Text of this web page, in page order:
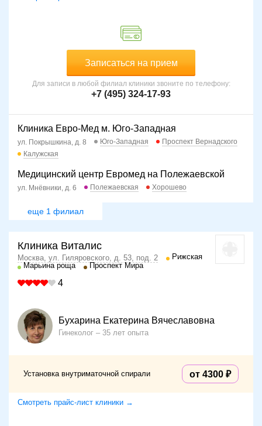
Записаться на прием
Для записи в любой филиал клиники звоните по телефону:
+7 (495) 324-17-93
Клиника Евро-Мед м. Юго-Западная
ул. Покрышкина, д. 8 Юго-Западная
Проспект Вернадского
Калужская
Медицинский центр Евромед на Полежаевской
ул. Мнёвники, д. 6 Полежаевская Хорошево
еще 1 филиал
Клиника Виталис
Москва, ул. Гиляровского, д. 53, под. 2
Рижская
Марьина роща
Проспект Мира
4
Бухарина Екатерина Вячеславовна
Гинеколог 35 лет опыта
Установка внутриматочной спирали от 4300
Смотреть прайс-лист клиники →